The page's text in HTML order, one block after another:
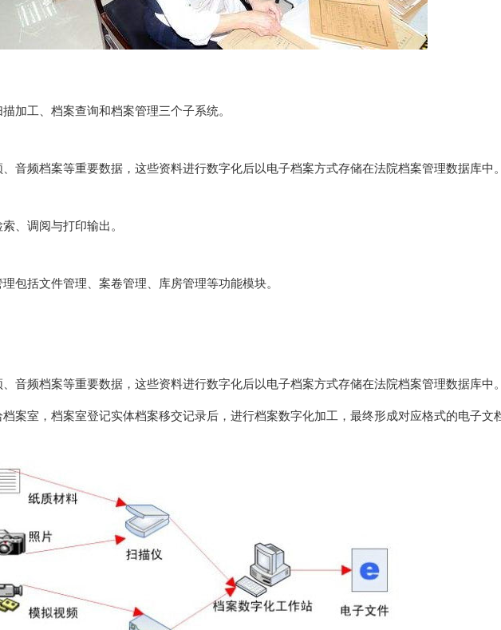
加工、档案查询和档案管理三个子系统。
音频档案等重要数据，这些资料进行数字化后以电子档案方式存储在法院档案管理数据库中。
、调阅与打印输出。
包括文件管理、案卷管理、库房管理等功能模块。
音频档案等重要数据，这些资料进行数字化后以电子档案方式存储在法院档案管理数据库中。
案室，档案室登记实体档案移交记录后，进行档案数字化加工，最终形成对应格式的电子文